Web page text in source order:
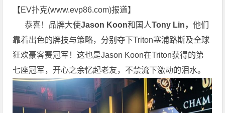
【EV扑克(www.evp86.com)报道】
恭喜！品牌大使Jason Koon和国人Tony Lin，他们
靠着出色的牌技与策略，分别夺下Triton塞浦路斯及全球
狂欢豪客赛冠军！这也是Jason Koon在Triton获得的第
七座冠军，开心之余忆起老友，不禁流下激动的泪水。